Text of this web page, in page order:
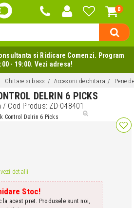
0
si Ridicare Comenzi. Program
- 19:00. Vezi adresa!
Chitare si bass Accesorii de chitara Pene
DELRIN 6 PICKS
/ Cod Produs: ZD-048401
detalii
Stoc!
acest pret. Produsele sunt noi,